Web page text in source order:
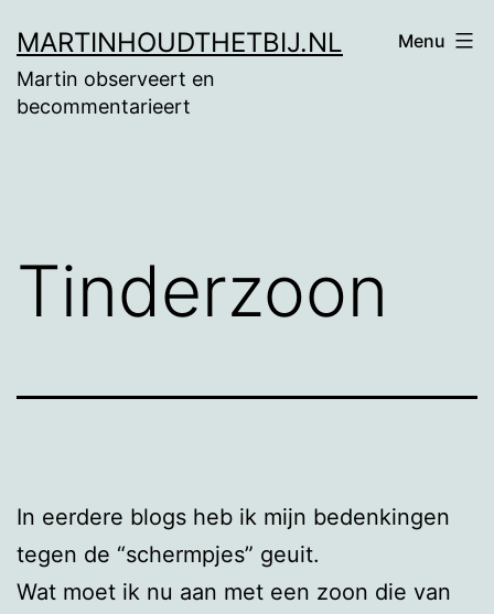
naar
de
MARTINHOUDTHETBIJ.NL
Martin observeert en
becommentarieert
Menu
Tinderzoon
In eerdere blogs heb ik mijn bedenkingen
tegen de “schermpjes” geuit.
Wat moet ik nu aan met een zoon die van